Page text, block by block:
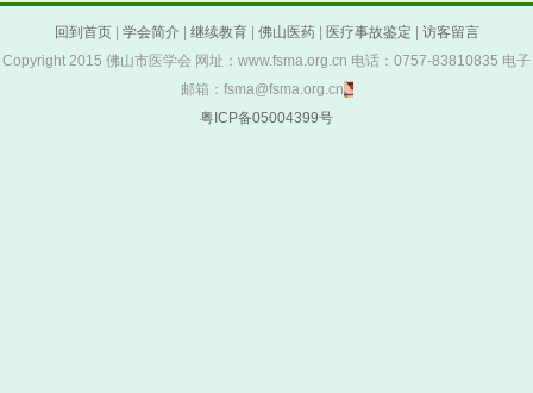
回到首页| 学会简介| 继续教育| 佛山医药| 医疗事故鉴定 | 访客留言
Copyright 2015 佛山市医学会 网址：www.fsma.org.cn 电话：0757-83810835 电子
邮箱：fsma@fsma.org.cn
粤ICP备05004399号